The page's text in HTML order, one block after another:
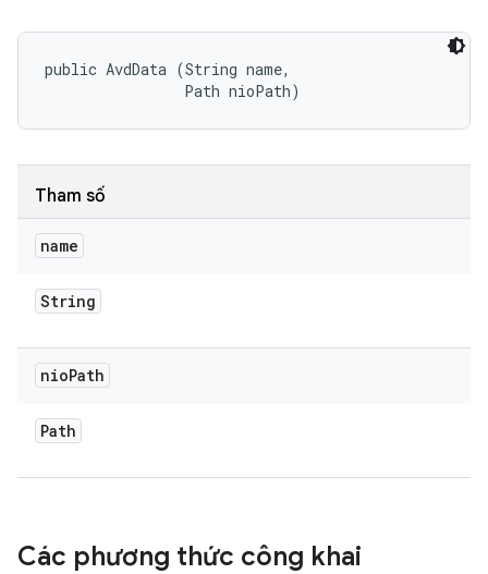
public AvdData (String name,
                Path nioPath)
Tham số
name
String
nioPath
Path
Các phương thức công khai